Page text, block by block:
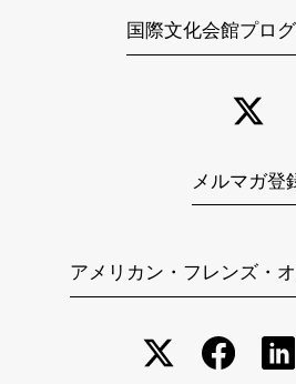
国際文化会館プロ
メルマガ登
アメリカン・フレンズ・